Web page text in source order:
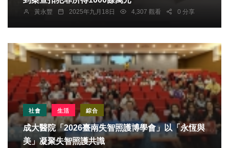
黃永豐 2025年九月18日 4,307 觀看 0 分享
社會 生活 綜合
成大醫院「2026臺南失智照護博學會」以「永恆與
美」凝聚失智照護共識